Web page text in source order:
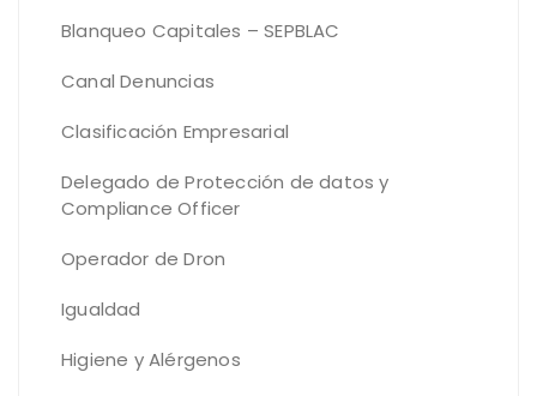
Blanqueo Capitales – SEPBLAC
Canal Denuncias
Clasificación Empresarial
Delegado de Protección de datos y
Compliance Officer
Operador de Dron
Igualdad
Higiene y Alérgenos